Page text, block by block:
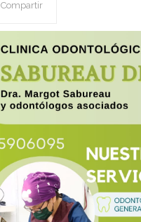
Compartir